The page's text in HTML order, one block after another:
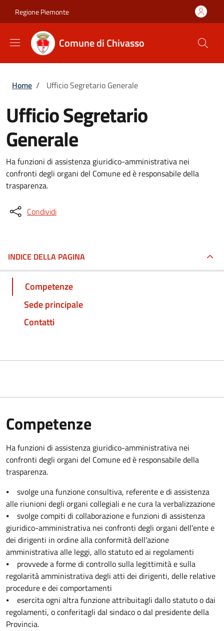
Regione Piemonte
Comune di Chivasso
Briciole di pane
Home / Ufficio Segretario Generale
Ufficio Segretario
Generale
Ha funzioni di assistenza giuridico-amministrativa nei
confronti degli organi del Comune ed è responsabile della
trasparenza.
Condividi
INDICE DELLA PAGINA
Competenze
Sede principale
Contatti
Competenze
Ha funzioni di assistenza giuridico-amministrativa nei
confronti degli organi del Comune ed è responsabile della
trasparenza.
⦁ svolge una funzione consultiva, referente e di assistenza
alle riunioni degli organi collegiali e ne cura la verbalizzazione
⦁ svolge compiti di collaborazione e funzioni di assistenza
giuridico-amministrativa nei confronti degli organi dell'ente e
dei dirigenti in ordine alla conformità dell'azione
amministrativa alle leggi, allo statuto ed ai regolamenti
⦁ provvede a forme di controllo sulla legittimità e sulla
regolarità amministrativa degli atti dei dirigenti, delle relative
procedure e dei comportamenti
⦁ esercita ogni altra funzione attribuitagli dallo statuto o dai
regolamenti, o conferitagli dal sindaco o dal presidente della
Provincia.